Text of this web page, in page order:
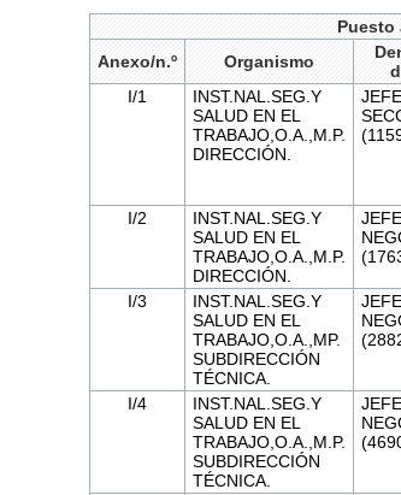
Puesto
Anexo/n.º
Organismo
I/1
INST.NAL.SEG.Y
SALUD EN EL
TRABAJO,O.A.,M.P.
DIRECCIÓN.
I/2
INST.NAL.SEG.Y
SALUD EN EL
TRABAJO,O.A.,M.P.
DIRECCIÓN.
I/3
INST.NAL.SEG.Y
SALUD EN EL
TRABAJO,O.A.,MP.
SUBDIRECCIÓN
TÉCNICA.
I/4
INST.NAL.SEG.Y
SALUD EN EL
TRABAJO,O.A.,M.P.
SUBDIRECCIÓN
TÉCNICA.